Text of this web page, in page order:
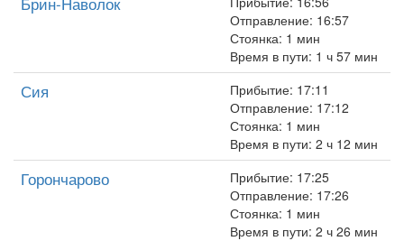
Отправление: 16:57
Стоянка: 1 мин
Время в пути: 1 ч 57 мин
Сия
Прибытие: 17:11
Отправление: 17:12
Стоянка: 1 мин
Время в пути: 2 ч 12 мин
Горончарово
Прибытие: 17:25
Отправление: 17:26
Стоянка: 1 мин
Время в пути: 2 ч 26 мин